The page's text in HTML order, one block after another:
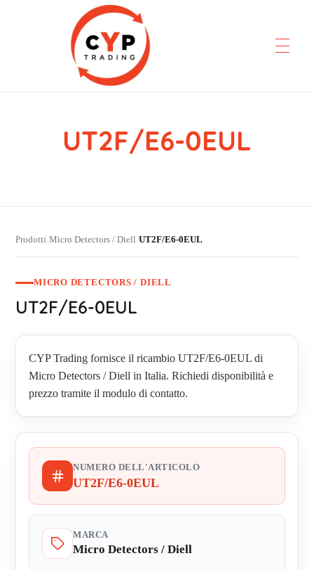
CYP Trading
Professionelle Ersatzteilbeschaffung
UT2F/E6-0EUL
Prodotti›Micro Detectors / Diell›UT2F/E6-0EUL
MICRO DETECTORS / DIELL
UT2F/E6-0EUL
CYP Trading fornisce il ricambio UT2F/E6-0EUL di
Micro Detectors / Diell in Italia. Richiedi disponibilità e
prezzo tramite il modulo di contatto.
NUMERO DELL'ARTICOLO
UT2F/E6-0EUL
MARCA
Micro Detectors / Diell